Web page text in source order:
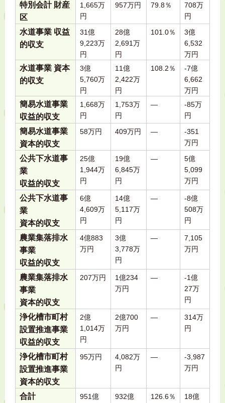
特別会計 財産
区
1,665万
円
957万円 79.8％
708万
円
水道事業 収益
的収支
31億
9,223万
円
28億
2,691万
円
101.0％
3億
6,532
万円
水道事業 資本
的収支
3億
5,760万
円
11億
2,422万
円
108.2％
-7億
6,662
万円
簡易水道事業
収益的収支
1,668万
円
1,753万
円
―
-85万
円
簡易水道事業
資本的収支
58万円 409万円 ―
-351
万円
公共下水道事
業
収益的収支
25億
1,944万
円
19億
6,845万
円
―
5億
5,099
万円
公共下水道事
業
資本的収支
6億
4,609万
円
14億
5,117万
円
―
-8億
508万
円
農業集落排水
事業
収益的収支
4億883
万円
3億
3,778万
円
―
7,105
万円
農業集落排水
事業
資本的収支
207万円
1億234
万円
―
-1億
27万
円
浄化槽市町村
設置推進事業
収益的収支
2億
1,014万
円
2億700
万円
―
314万
円
浄化槽市町村
設置推進事業
資本的収支
95万円
4,082万
円
―
‐3,987
万円
合計
951億
932億
126.6％
18億